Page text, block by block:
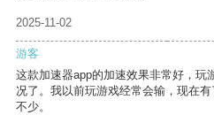
2025-11-02
游客
这款加速器app的加速效果非常好，玩
况了。我以前玩游戏经常会输，现在
不少。